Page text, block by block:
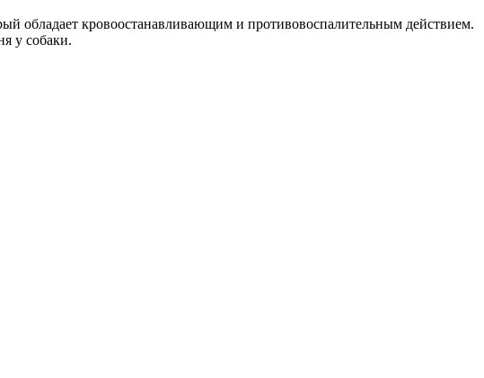
обладает кровоостанавливающим и противовоспалительным действием.
у собаки.